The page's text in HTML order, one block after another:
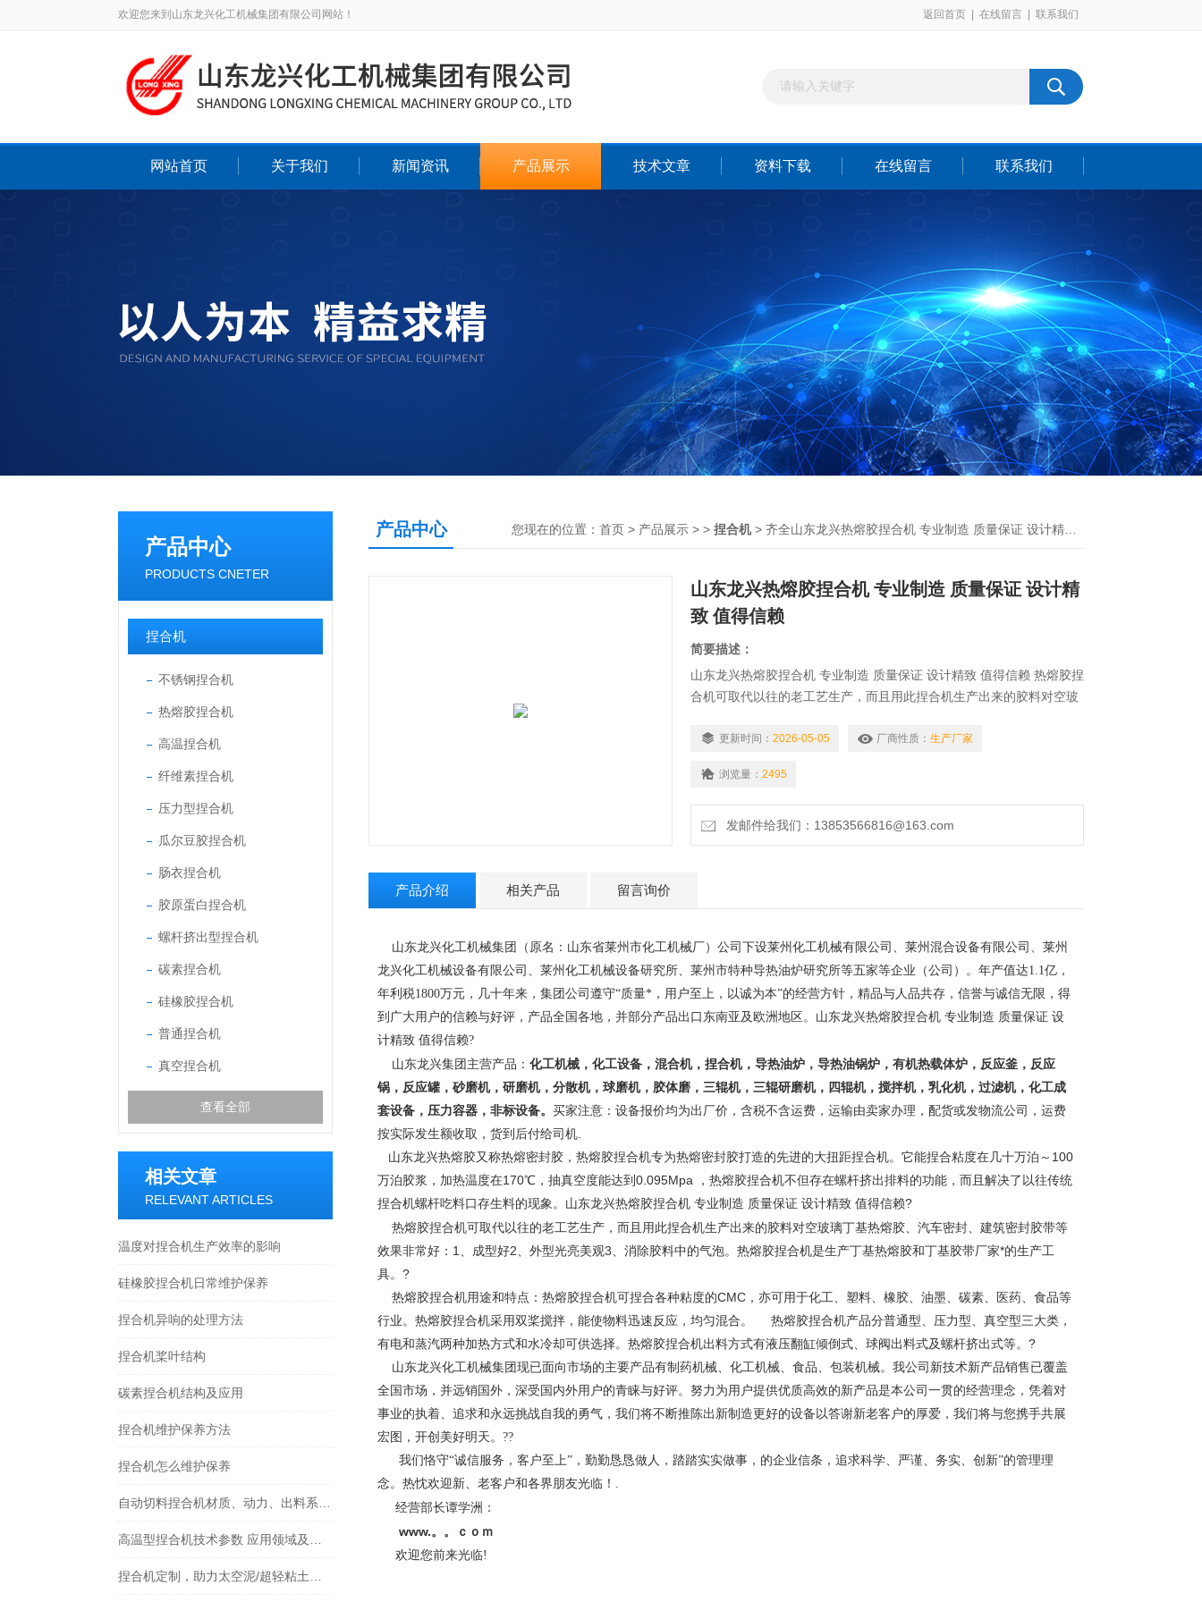
欢迎您来到山东龙兴化工机械集团有限公司网站！ 返回首页 在线留言 联系我们
网站首页 关于我们 新闻资讯 产品展示 技术文章 资料下载 在线留言 联系我们
产品中心
PRODUCTS CNETER
捏合机
不锈钢捏合机
热熔胶捏合机
高温捏合机
纤维素捏合机
压力型捏合机
瓜尔豆胶捏合机
肠衣捏合机
胶原蛋白捏合机
螺杆挤出型捏合机
碳素捏合机
硅橡胶捏合机
普通捏合机
真空捏合机
查看全部
相关文章
RELEVANT ARTICLES
温度对捏合机生产效率的影响
硅橡胶捏合机日常维护保养
捏合机异响的处理方法
捏合机桨叶结构
碳素捏合机结构及应用
捏合机维护保养方法
捏合机怎么维护保养
产品中心 您现在的位置： 首页 > 产品展示 > > 捏合机> 齐全山东龙兴热熔胶捏合机 专业制造 质量保证 设计精致 值得信赖
山东龙兴热熔胶捏合机 专业制造 质量保证 设计精
致 值得信赖
简要描述：
山东龙兴热熔胶捏合机 专业制造 质量保证 设计精致 值得信赖 热熔胶捏
合机可取代以往的老工艺生产，而且用此捏合机生产出来的胶料对空玻
外型光亮美观3、消除胶料中的气泡。热熔胶捏合机是生产丁基热熔胶
更新时间： 2026-05-05 厂商性质： 生产厂家
浏览量： 2495
发邮件给我们：13853566816@163.com
产品介绍 相关产品 留言询价
山东龙兴化工机械集团（原名：山东省莱州市化工机械厂）公司下设莱州化工机械有限公司、莱州混合设备有限公司、莱州
龙兴化工机械设备有限公司、莱州化工机械设备研究所、莱州市特种导热油炉研究所等五家等企业（公司）。年产值达1.1亿，
年利税1800万元，几十年来，集团公司遵守“质量*，用户至上，以诚为本”的经营方针，精品与人品共存，信誉与诚信无限，得
到广大用户的信赖与好评，产品全国各地，并部分产品出口东南亚及欧洲地区。 山东龙兴热熔胶捏合机 专业制造 质量保证 设
计精致 值得信赖?
山东龙兴集团主营产品 ： 化工机械，化工设备，混合机，捏合机，导热油炉，导热油锅炉，有机热载体炉，反应釜，反应
锅，反应罐，砂磨机，研磨机，分散机，球磨机，胶体磨，三辊机，三辊研磨机，四辊机，搅拌机，乳化机，过滤机，化工成
套设备，压力容器，非标设备。 买家注意：设备报价均为出厂价，含税不含运费，运输由卖家办理，配货或发物流公司，运费
按实际发生额收取，货到后付给司机.
山东龙兴热熔胶又称热熔密封胶，热熔胶捏合机专为热熔密封胶打造的先进的大扭距捏合机。它能捏合粘度在几十万泊～100
万泊胶浆，加热温度在170℃，抽真空度能达到0.095Mpa ，热熔胶捏合机不但存在螺杆挤出排料的功能，而且解决了以往传统
捏合机螺杆吃料口存生料的现象。 山东龙兴热熔胶捏合机 专业制造 质量保证 设计精致 值得信赖?
热熔胶捏合机可取代以往的老工艺生产，而且用此捏合机生产出来的胶料对空玻璃丁基热熔胶、汽车密封、建筑密封胶带等
效果非常好：1、成型好2、外型光亮美观3、消除胶料中的气泡。热熔胶捏合机是生产丁基热熔胶和丁基胶带厂家*的生产工
具。 ?
热熔胶捏合机用途和特点：热熔胶捏合机可捏合各种粘度的CMC，亦可用于化工、塑料、橡胶、油墨、碳素、医药、食品等
行业。热熔胶捏合机采用双桨搅拌，能使物料迅速反应，均匀混合。 热熔胶捏合机产品分普通型、压力型、真空型三大类，
有电和蒸汽两种加热方式和水冷却可供选择。热熔胶捏合机出料方式有液压翻缸倾倒式、球阀出料式及螺杆挤出式等。 ?
山东龙兴化工机械集团现已面向市场的主要产品有制药机械、化工机械、食品、包装机械。我公司新技术新产品销售已覆盖
全国市场，并远销国外，深受国内外用户的青睐与好评。努力为用户提供优质高效的新产品是本公司一贯的经营理念，凭着对
事业的执着、追求和永远挑战自我的勇气，我们将不断推陈出新制造更好的设备以答谢新老客户的厚爱，我们将与您携手共展
宏图，开创美好明天。 ??
我们恪守“诚信服务，客户至上”，勤勤恳恳做人，踏踏实实做事，的企业信条，追求科学、严谨、务实、创新”的管理理
念。热忱欢迎新、老客户和各界朋友光临！.
经营部长谭学洲：
www.。。ｃｏｍ
欢迎您前来光临!